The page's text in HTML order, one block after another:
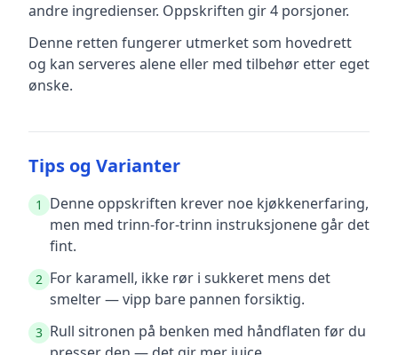
andre ingredienser. Oppskriften gir4 porsjoner.
Denne retten fungerer utmerket som hovedrett
og kan serveres alene eller med tilbehør etter eget
ønske.
Tips og Varianter
1
Denne oppskriften krever noe kjøkkenerfaring,
men med trinn-for-trinn instruksjonene går det
fint.
2 For karamell, ikke rør i sukkeret mens det
smelter — vipp bare pannen forsiktig.
3 Rull sitronen på benken med håndflaten før du